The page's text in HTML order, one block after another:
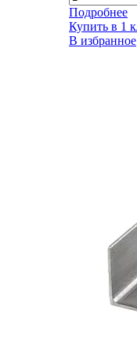
Подробнее
Купить в 1
В избранное